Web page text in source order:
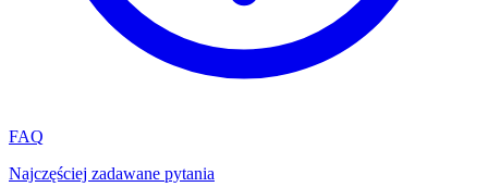
FAQ
Najczęściej zadawane pytania